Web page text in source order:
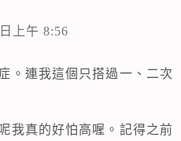
上午 8:56
。連我這個只搭過一、二次
我真的好怕高喔。記得之前